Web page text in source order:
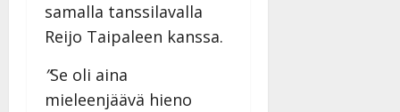
samalla tanssilavalla
Reijo Taipaleen kanssa.
”Se oli aina
mieleenjäävä hieno